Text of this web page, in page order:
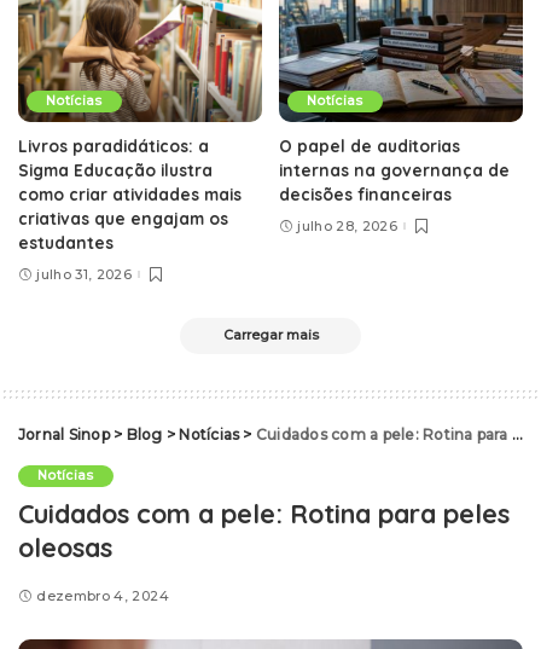
Notícias
Livros paradidáticos: a
Sigma Educação ilustra
como criar atividades mais
criativas que engajam os
estudantes
julho 31, 2026
Notícias
O papel de auditorias
internas na governança de
decisões financeiras
julho 28, 2026
Carregar mais
Jornal Sinop> Blog > Notícias> Cuidados com a pele: Rotina para peles oleosas
Notícias
Cuidados com a pele: Rotina para peles
oleosas
dezembro 4, 2024